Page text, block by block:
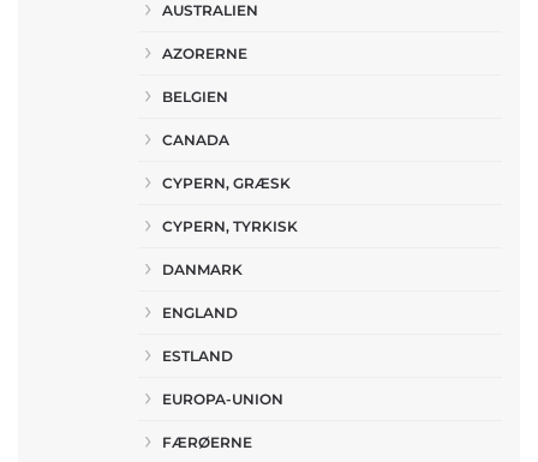
AUSTRALIEN
AZORERNE
BELGIEN
CANADA
CYPERN, GRÆSK
CYPERN, TYRKISK
DANMARK
ENGLAND
ESTLAND
EUROPA-UNION
FÆRØERNE